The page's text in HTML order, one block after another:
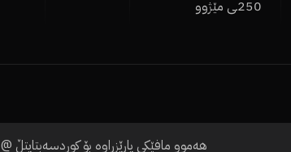
250ـی مێژوو
هەموو مافێکی پارێزراوە بۆ کوردسەبتایتڵ @